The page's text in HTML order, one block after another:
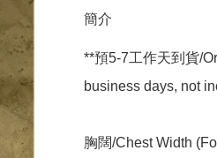
簡介
**預5-7工作天到貨/
business days, not
胸闊/Chest Width